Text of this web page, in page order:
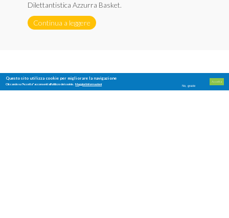
Dilettantistica Azzurra Basket.
Continua a leggere
Questo sito utilizza cookie per migliorare la navigazione
Cliccando su "Accetta" acconsenti all'utilizzo dei cookie. Maggiori informazioni
Accetta
No, grazie